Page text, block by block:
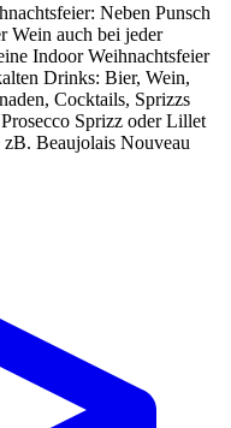
Neben Punsch
Wein auch bei jeder
Indoor Weihnachtsfeier
Drinks: Bier, Wein,
Cocktails, Sprizzs
Sprizz oder Lillet
Beaujolais Nouveau